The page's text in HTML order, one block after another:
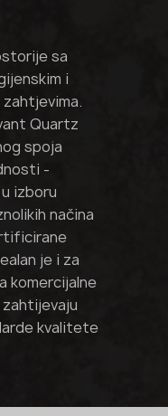
sa
i
Quartz
spoja
-
izboru
načina
je i za
komercijalne
kvalitete